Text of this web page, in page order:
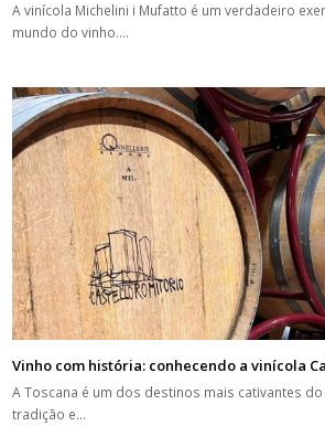
A vinícola Michelini i Mufatto é um verdadeiro
mundo do vinho.…
Vinho com história: conhecendo a vinícola
A Toscana é um dos destinos mais cativantes
tradição e…